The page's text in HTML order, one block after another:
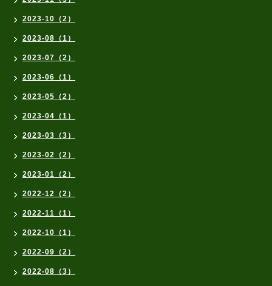
2023-10（2）
2023-08（1）
2023-07（2）
2023-06（1）
2023-05（2）
2023-04（1）
2023-03（3）
2023-02（2）
2023-01（2）
2022-12（2）
2022-11（1）
2022-10（1）
2022-09（2）
2022-08（3）